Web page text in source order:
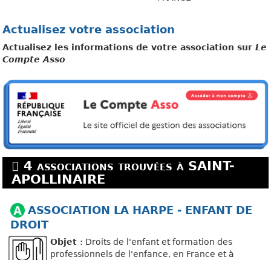
Actualisez votre association
Actualisez les informations de votre association surLe
Compte Asso
4 associations trouvées à SAINT-
APOLLINAIRE
ASSOCIATION LA HARPE - ENFANT DE
DROIT
Objet : Droits de l'enfant et formation des
professionnels de l'enfance, en France et à